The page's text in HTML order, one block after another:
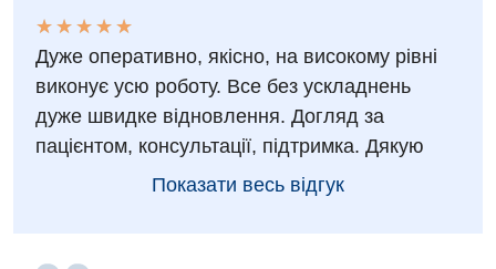
Для дітей
Дитяча алергологія
Дитяча гастроентерологія
Дитяча гінекологія
★
★
★
★
★
★ ★ ★ ★ ★
Дуже оперативно, якісно, на високому рівні
виконує усю роботу. Все без ускладнень
дуже швидке відновлення. Догляд за
пацієнтом, консультації, підтримка. Дякую
Показати весь відгук